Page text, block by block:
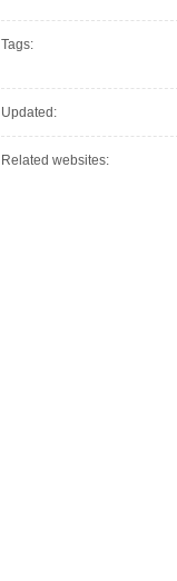
Tags:
Updated:
Related websites: